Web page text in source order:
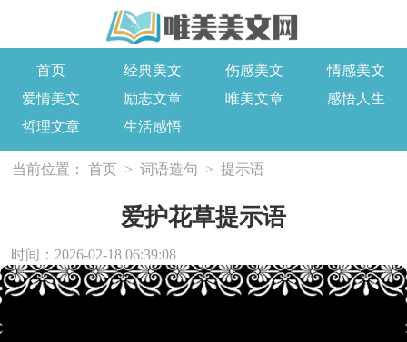
首页 经典美文 伤感美文
情感美文
爱情美文
励志文章 唯美文章
感悟人生
哲理文章
生活感悟
当前位置： 首页 > 词语造句 > 提示语
爱护花草提示语
时间：2026-02-18 06:39:08